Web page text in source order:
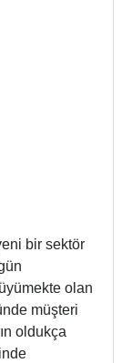
bir sektör
olan
müşteri
oldukça